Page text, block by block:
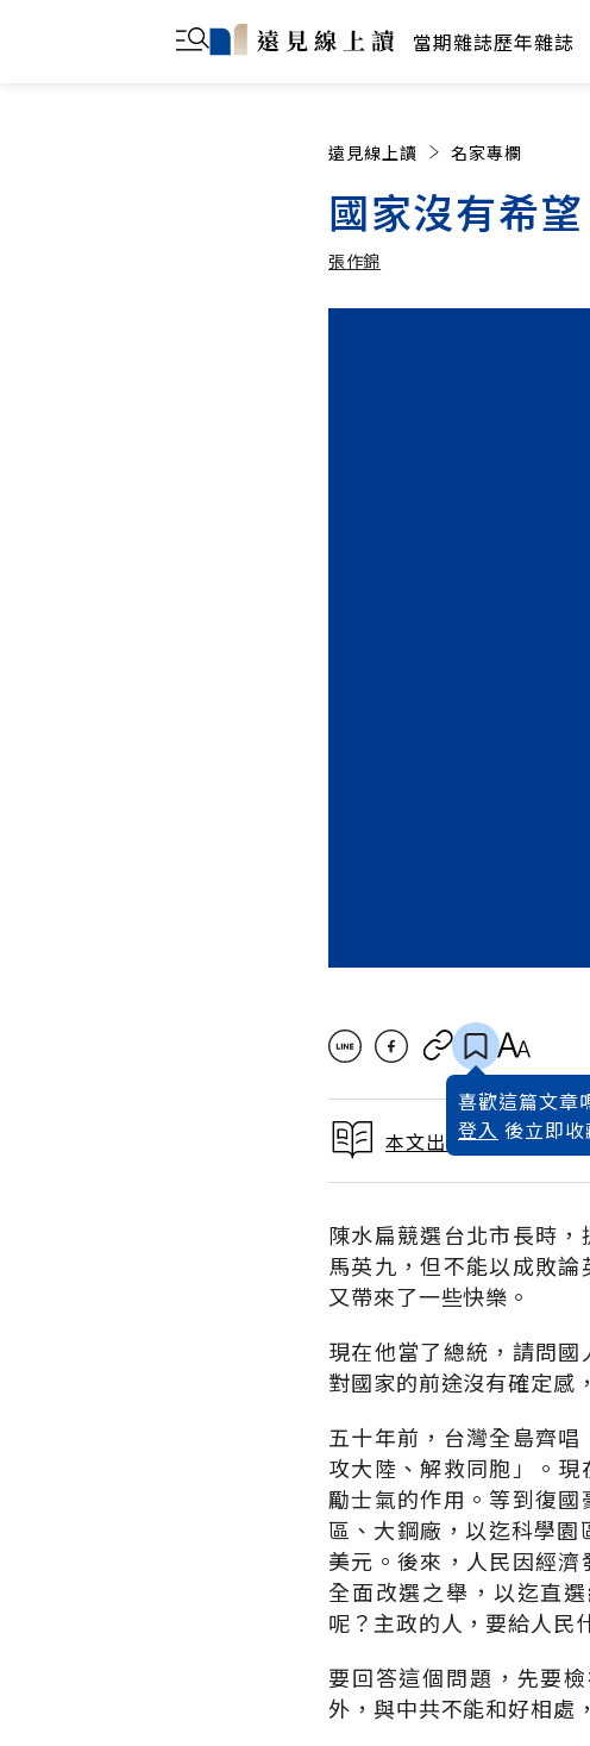
當期雜誌歷年雜誌
遠見線上讀 名家專欄
國家沒有希
張作錦
喜歡這篇文章
登入 後立即
本文出自 2001 / 8月
陳水扁競選台北市長時
馬英九，但不能以成敗
又帶來了一些快樂。
現在他當了總統，請問
對國家的前途沒有確定感
五十年前，台灣全島齊
攻大陸、解救同胞」。
勵士氣的作用。等到復
區、大鋼廠，以迄科學
美元。後來，人民因經
全面改選之舉，以迄直
呢？主政的人，要給人民
要回答這個問題，先要
外，與中共不能和好相處